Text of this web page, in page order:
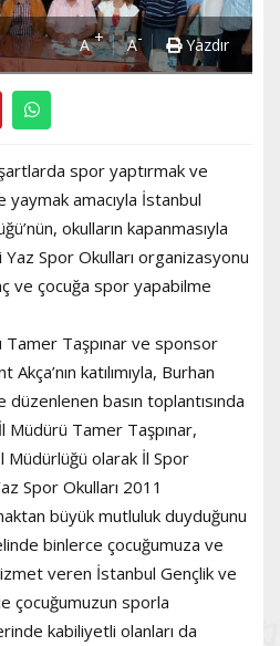
A+ A- Yazdır
spor yaptırmak ve
amacıyla İstanbul
okulların kapanmasıyla
Spor Okulları organizasyonu
ve çocuğa spor yapabilme
Tamer Taşpınar ve sponsor
katılımıyla, Burhan
düzenlenen basın toplantısında
Müdürü Tamer Taşpınar,
Müdürlüğü olarak İl Spor
Spor Okulları 2011
büyük mutluluk duyduğunu
binlerce çocuğumuza ve
veren İstanbul Gençlik ve
çocuğumuzun sporla
kabiliyetli olanları da